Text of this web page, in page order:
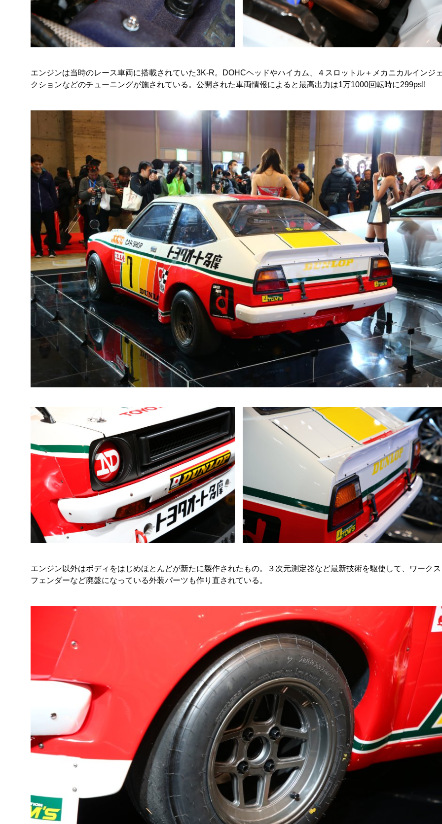
エンジンは当時のレース車両に搭載されていた3K-R。DOHCヘッドやハイカム、４スロットル＋メカニカルインジ
クションなどのチューニングが施されている。公開された車両情報によると最高出力は1万1000回転時に299ps!!
エンジン以外はボディをはじめほとんどが新たに製作されたもの。３次元測定器など最新技術を駆使して、ワークス
フェンダーなど廃盤になっている外装パーツも作り直されている。